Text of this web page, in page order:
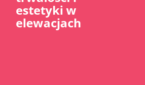
estetyki w
elewacjach